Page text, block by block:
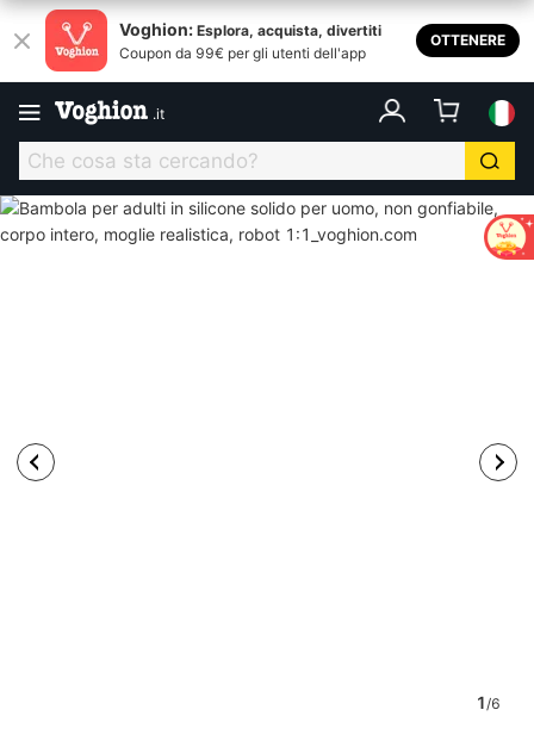
Voghion: Esplora, acquista, divertiti
Coupon da 99€ per gli utenti dell'app
OTTENERE
.it
1/6